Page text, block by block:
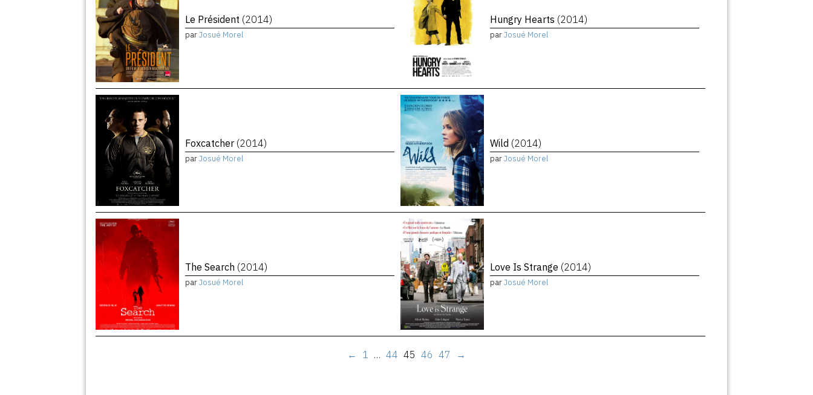
Le Président (2014)
parJosué Morel
Hungry Hearts (2014)
parJosué Morel
Foxcatcher (2014)
parJosué Morel
Wild (2014)
parJosué Morel
The Search (2014)
parJosué Morel
Love Is Strange (2014)
parJosué Morel
← 1 … 44 45 46 47 →